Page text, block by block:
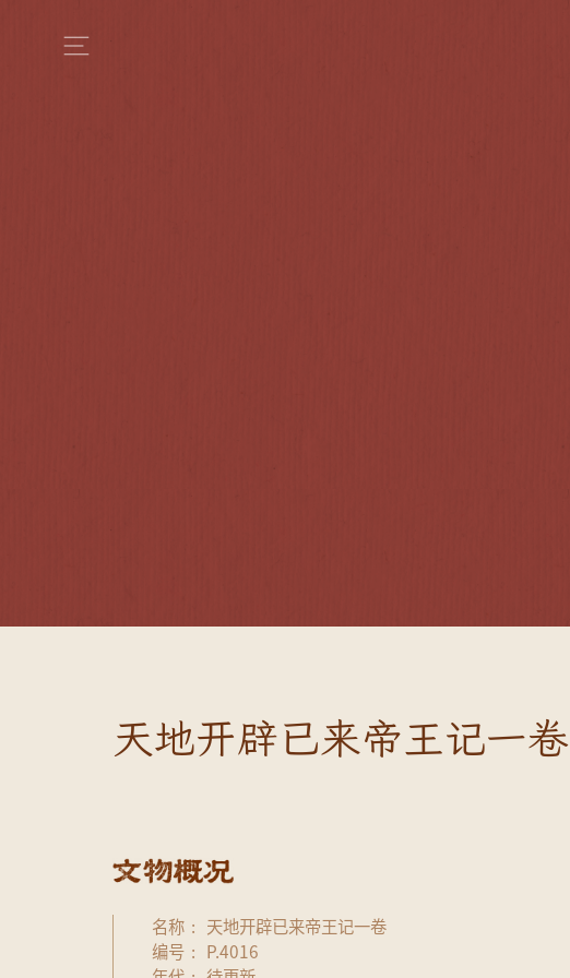
天地开辟已来帝王记一卷
名称
天地开辟已来帝王记一卷
编号
P.4016